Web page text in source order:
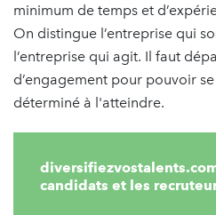
minimum de temps et
On distingue l’entreprise qui
l’entreprise qui agit. Il faut
d’engagement pour pouvoir
déterminé à l'atteindre.
candidats et les